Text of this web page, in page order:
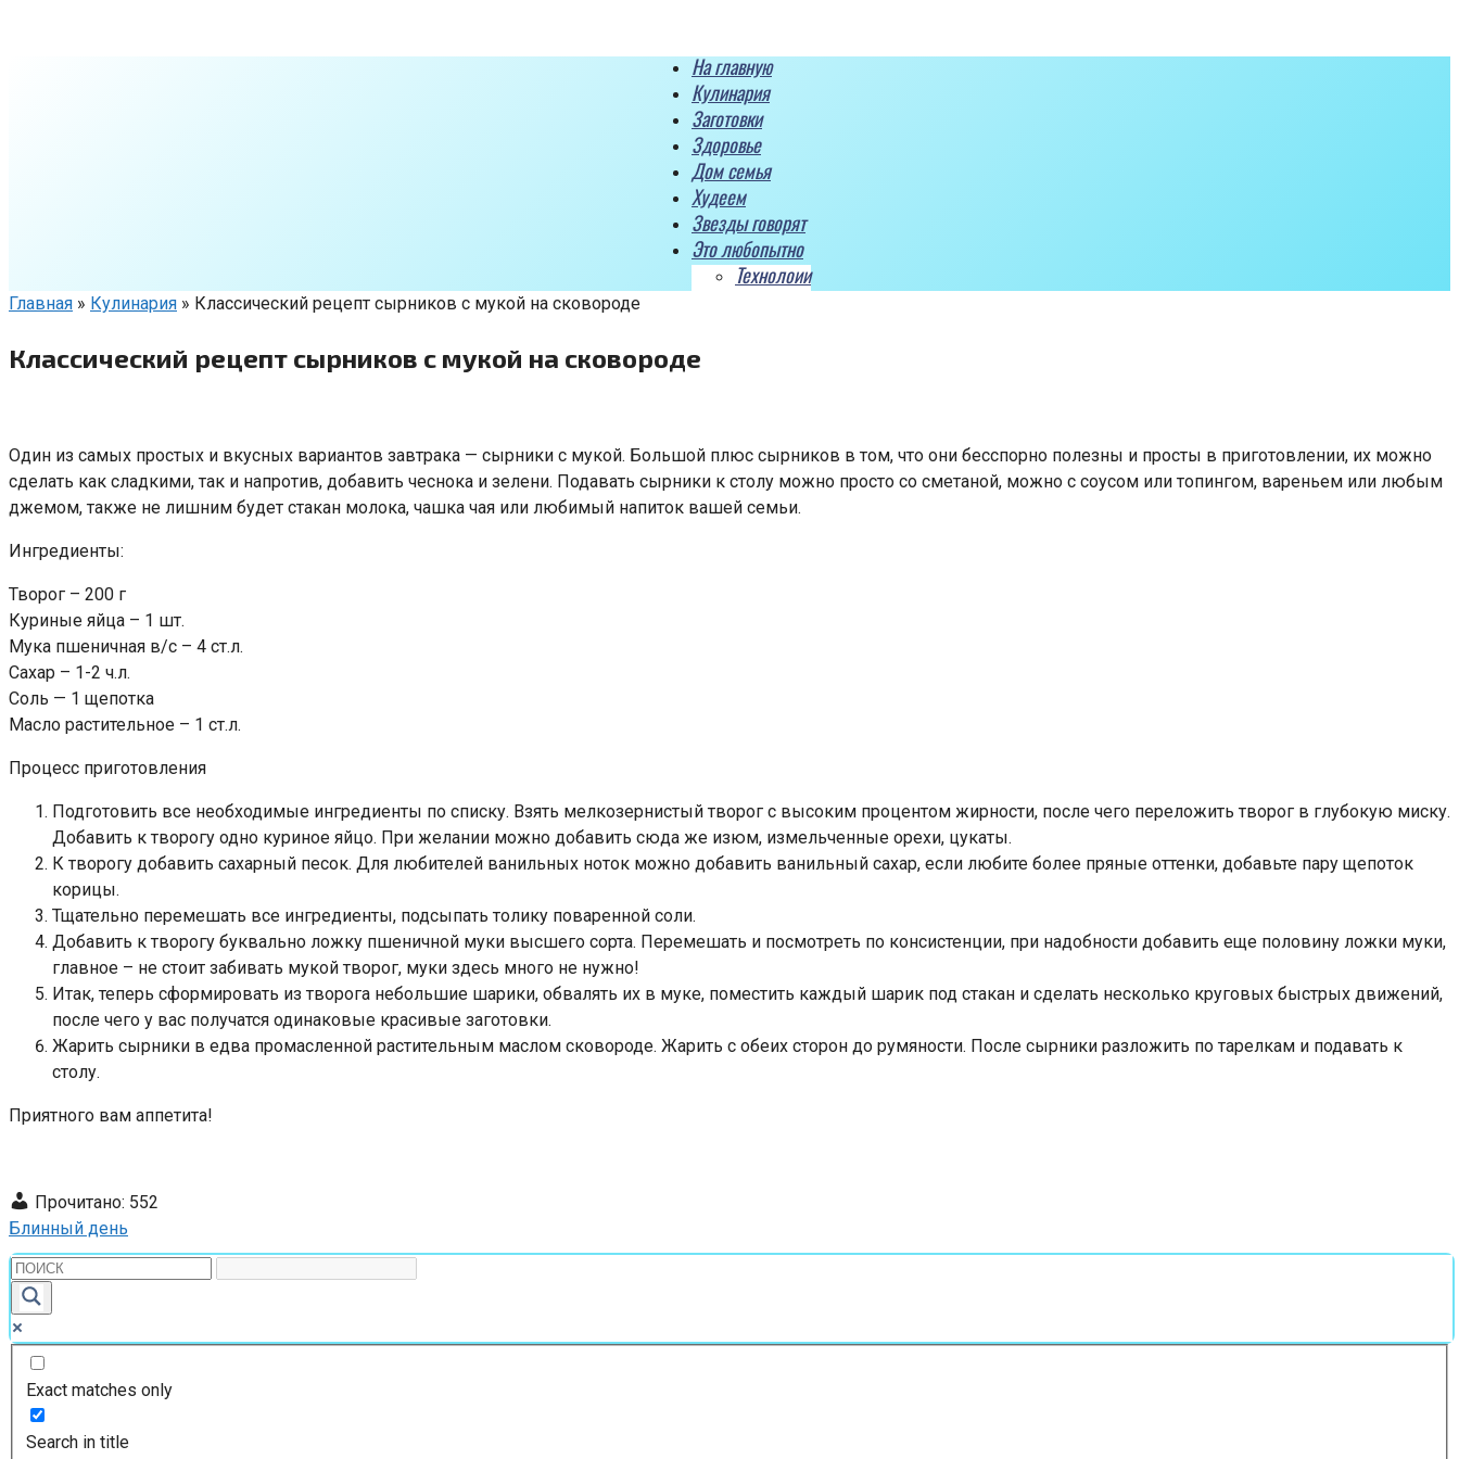
На главную
Кулинария
Заготовки
Здоровье
Дом семья
Худеем
Звезды говорят
Это любопытно
Технолоии
Главная » Кулинария » Классический рецепт сырников с мукой на сковороде
Классический рецепт сырников с мукой на сковороде
Один из самых простых и вкусных вариантов завтрака — сырники с мукой. Большой плюс сырников в том, что они бесспорно полезны и просты в приготовлении, их можно
сделать как сладкими, так и напротив, добавить чеснока и зелени. Подавать сырники к столу можно просто со сметаной, можно с соусом или топингом, вареньем или любым
джемом, также не лишним будет стакан молока, чашка чая или любимый напиток вашей семьи.
Ингредиенты:
Творог – 200 г
Куриные яйца – 1 шт.
Мука пшеничная в/с – 4 ст.л.
Сахар – 1-2 ч.л.
Соль — 1 щепотка
Масло растительное – 1 ст.л.
Процесс приготовления
Подготовить все необходимые ингредиенты по списку. Взять мелкозернистый творог с высоким процентом жирности, после чего переложить творог в глубокую миску.
Добавить к творогу одно куриное яйцо. При желании можно добавить сюда же изюм, измельченные орехи, цукаты.
К творогу добавить сахарный песок. Для любителей ванильных ноток можно добавить ванильный сахар, если любите более пряные оттенки, добавьте пару щепоток
корицы.
Тщательно перемешать все ингредиенты, подсыпать толику поваренной соли.
Добавить к творогу буквально ложку пшеничной муки высшего сорта. Перемешать и посмотреть по консистенции, при надобности добавить еще половину ложки муки,
главное – не стоит забивать мукой творог, муки здесь много не нужно!
Итак, теперь сформировать из творога небольшие шарики, обвалять их в муке, поместить каждый шарик под стакан и сделать несколько круговых быстрых движений,
после чего у вас получатся одинаковые красивые заготовки.
Жарить сырники в едва промасленной растительным маслом сковороде. Жарить с обеих сторон до румяности. После сырники разложить по тарелкам и подавать к
столу.
Приятного вам аппетита!
Прочитано: 552
Блинный день
Exact matches only
Search in title